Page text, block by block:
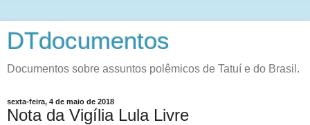
DTdocumentos
Documentos sobre assuntos polêmicos de Tatuí e do Brasil.
sexta-feira, 4 de maio de 2018
Nota da Vigília Lula Livre